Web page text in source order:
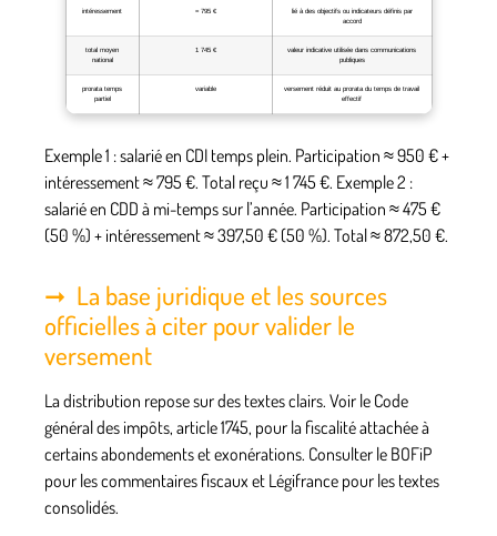
intéressement ≈ 795 €
lié à des objectifs ou indicateurs définis par
accord
total moyen
national
1 745 €
valeur indicative utilisée dans communications
publiques
prorata temps
partiel
variable
versement réduit au prorata du temps de travail
effectif
Exemple 1 : salarié en CDI temps plein. Participation ≈ 950 € +
intéressement ≈ 795 €. Total reçu ≈ 1 745 €. Exemple 2 :
salarié en CDD à mi-temps sur l’année. Participation ≈ 475 €
(50 %) + intéressement ≈ 397,50 € (50 %). Total ≈ 872,50 €.
La base juridique et les sources
officielles à citer pour valider le
versement
La distribution repose sur des textes clairs. Voir le Code
général des impôts, article 1745, pour la fiscalité attachée à
certains abondements et exonérations. Consulter le BOFiP
pour les commentaires fiscaux et Légifrance pour les textes
consolidés.